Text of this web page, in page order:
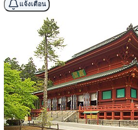
แจ้งเตือน